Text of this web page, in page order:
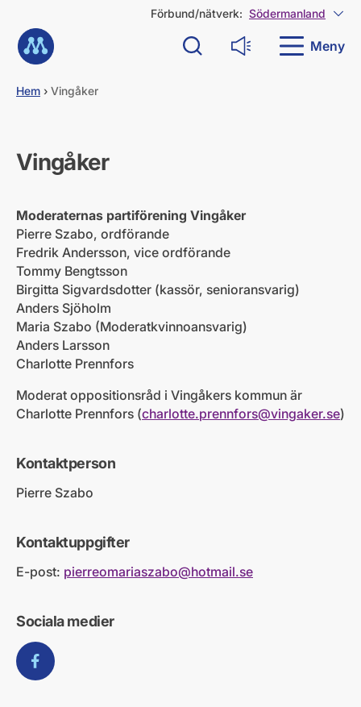
Förbund/nätverk: Södermanland
Sök Läs upp Meny
Hem › Vingåker
Vingåker
Moderaternas partiförening Vingåker
Pierre Szabo, ordförande
Fredrik Andersson, vice ordförande
Tommy Bengtsson
Birgitta Sigvardsdotter (kassör, senioransvarig)
Anders Sjöholm
Maria Szabo (Moderatkvinnoansvarig)
Anders Larsson
Charlotte Prennfors
Moderat oppositionsråd i Vingåkers kommun är
Charlotte Prennfors (charlotte.prennfors@vingaker.se)
Kontaktperson
Pierre Szabo
Kontaktuppgifter
E-post: pierreomariaszabo@hotmail.se
Sociala medier
Facebook